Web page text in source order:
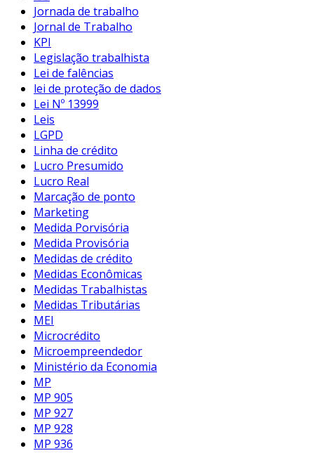
Jornada de trabalho
Jornal de Trabalho
KPI
Legislação trabalhista
Lei de falências
lei de proteção de dados
Lei Nº 13999
Leis
LGPD
Linha de crédito
Lucro Presumido
Lucro Real
Marcação de ponto
Marketing
Medida Porvisória
Medida Provisória
Medidas de crédito
Medidas Econômicas
Medidas Trabalhistas
Medidas Tributárias
MEI
Microcrédito
Microempreendedor
Ministério da Economia
MP
MP 905
MP 927
MP 928
MP 936